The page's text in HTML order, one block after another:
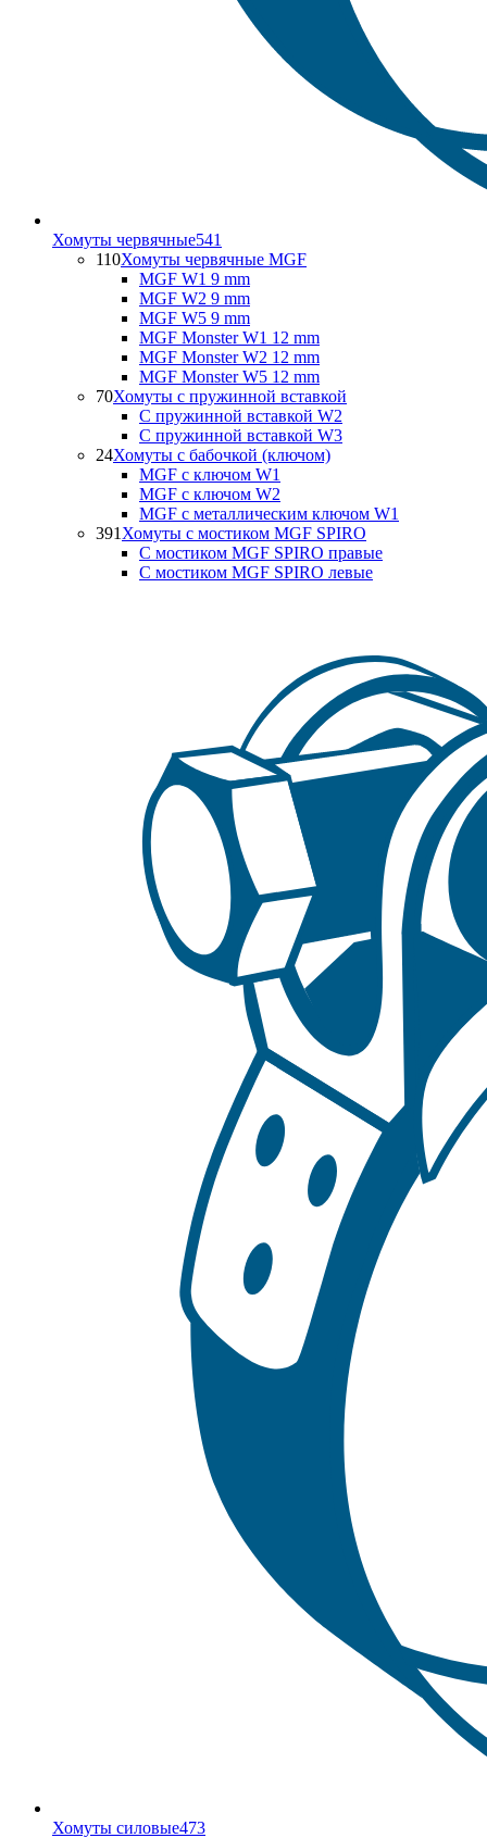
Хомуты червячные541
110Хомуты червячные MGF
MGF W1 9 mm
MGF W2 9 mm
MGF W5 9 mm
MGF Monster W1 12 mm
MGF Monster W2 12 mm
MGF Monster W5 12 mm
70Хомуты с пружинной вставкой
С пружинной вставкой W2
С пружинной вставкой W3
24Хомуты с бабочкой (ключом)
MGF с ключом W1
MGF с ключом W2
MGF с металлическим ключом W1
391 Хомуты с мостиком MGF SPIRO
С мостиком MGF SPIRO правые
С мостиком MGF SPIRO левые
Хомуты силовые473